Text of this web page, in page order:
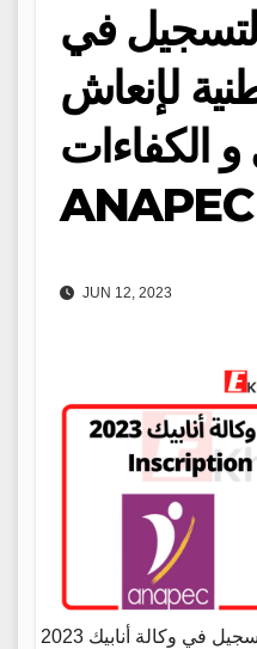
في
لإنعاش
و الكفاءات
ANAPEC
JUN 12, 2023
طريقة التسجيل في وكالة أنابيك 2023 Inscription Anapec